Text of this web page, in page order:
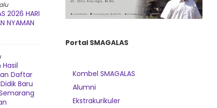
2026 HARI
NYAMAN
Daftar
Baru
Portal SMAGALAS
Kombel SMAGALAS
Alumni
Ekstrakurikuler